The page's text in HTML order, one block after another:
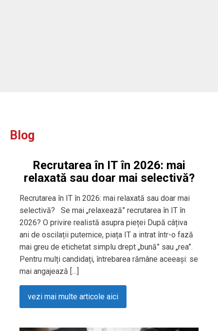
Blog
Recrutarea în IT în 2026: mai
relaxată sau doar mai selectivă?
Recrutarea în IT în 2026: mai relaxată sau doar mai
selectivă? Se mai „relaxează” recrutarea în IT în
2026? O privire realistă asupra pieței După câțiva
ani de oscilații puternice, piața IT a intrat într-o fază
mai greu de etichetat simplu drept „bună” sau „rea”.
Pentru mulți candidați, întrebarea rămâne aceeași: se
mai angajează […]
vezi mai multe articole aici